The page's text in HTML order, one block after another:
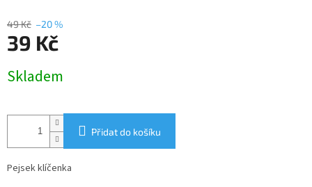
49 Kč –20 %
39 Kč
cena:
Skladem
Přidat do košíku
Pejsek klíčenka